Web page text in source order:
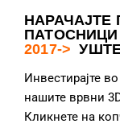
НАРАЧАЈТЕ
2017->
Инвестирајте
нашите врвни
Кликнете на